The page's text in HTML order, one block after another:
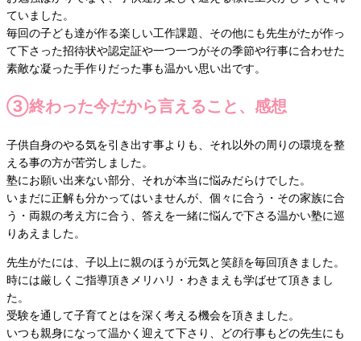
ていました。
毎回の子ども達が作る楽しい工作課題、その他にも先生がたが作っ
て下さった招待状や認定証や一つ一つがその季節や行事に合わせた
素敵な凝った手作りだった事も温かい思い出です。
③終わった今だから言えること、感想
子供自身のやる気を引き出す事よりも、それ以外の周りの環境を整
える事の方が苦労しました。
塾にお願い出来ない部分、それが本当に悩みだらけでした。
いまだに正解も分かってはいませんが、個々に合う・その家族に合
う・両親の考え方に合う、答えを一緒に悩んで下さる温かい塾に巡
りあえました。
先生がたには、子以上に親のほうが元気と笑顔を毎回頂きました。
時には厳しくご指導頂きメリハリ・わきまえも学ばせて頂きまし
た。
受験を通して子育てとはを深く考える機会を頂きました。
いつも親身になって温かく迎えて下さり、どの行事もどの先生にも